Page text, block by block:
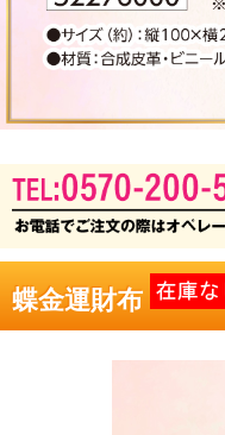
蝶金運財布